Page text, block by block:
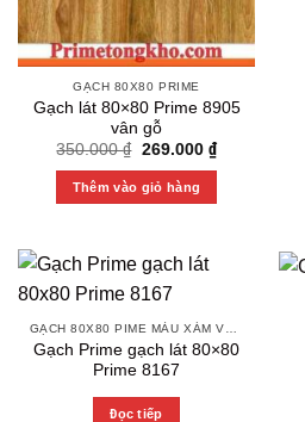
GẠCH 80X80 PRIME
Gạch lát 80×80 Prime 8905
vân gỗ
350.000₫ Original
was:
350.000 ₫.
269.000 ₫Current
price
Thêm vào giỏ hàng
Gạch Prime gạch lát 80×80
Prime 8167
Đọc tiếp